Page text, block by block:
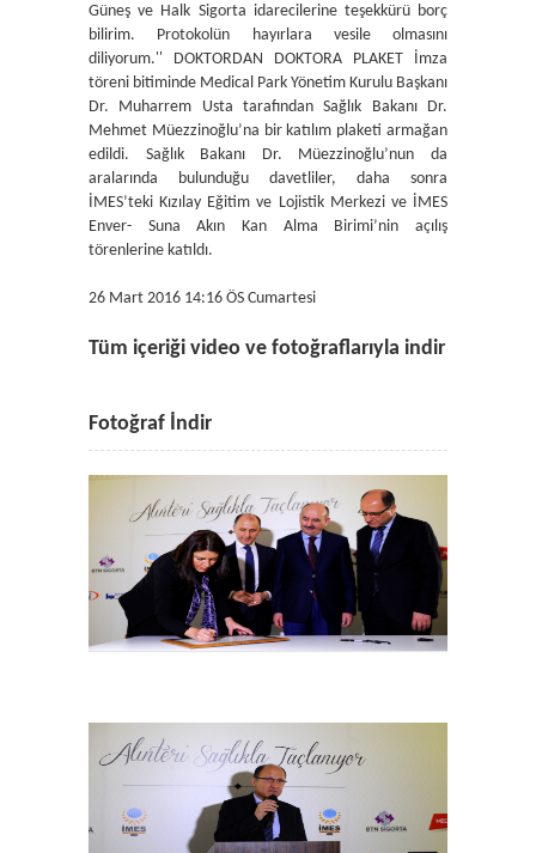
Güneş ve Halk Sigorta idarecilerine teşekkürü borç
bilirim. Protokolün hayırlara vesile olmasını
diliyorum.'' DOKTORDAN DOKTORA PLAKET İmza
töreni bitiminde Medical Park Yönetim Kurulu Başkanı
Dr. Muharrem Usta tarafından Sağlık Bakanı Dr.
Mehmet Müezzinoğlu’na bir katılım plaketi armağan
edildi. Sağlık Bakanı Dr. Müezzinoğlu’nun da
aralarında bulunduğu davetliler, daha sonra
İMES’teki Kızılay Eğitim ve Lojistik Merkezi ve İMES
Enver- Suna Akın Kan Alma Birimi’nin açılış
törenlerine katıldı.
26 Mart 2016 14:16 ÖS Cumartesi
Tüm içeriği video ve fotoğraflarıyla indir
Fotoğraf İndir